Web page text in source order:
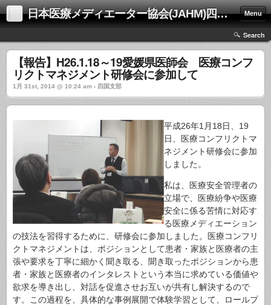
日本医療メディエーター協会(JAHM)四国支部 Menu
Search
【報告】H26.1.18～19愛媛県医師会 医療コンフ
リクトマネジメント研修会に参加して
1月 31st, 2014 @ 10:24 am › 四国支部
平成26年1月18日、19
日、医療コンフリクトマ
ネジメント研修会に参加
しました。
私は、医療安全管理者の
立場で、医療紛争や医療
安全に係る苦情に対応す
る医療メディエーション
の技法を習得するために、研修会に参加しました。医療コンフリ
クトマネジメントは、ポジションとして患者・家族と医療者の主
張や要求を丁寧に細かく聞き取る、聞き取ったポジションから患
者・家族と医療者のインタレストという本当に求めている価値や
欲求を導き出し、対話を促進させお互いが共有し解決するので
す。
この過程を、具体的な事例展開で体験学習として、ロールプ